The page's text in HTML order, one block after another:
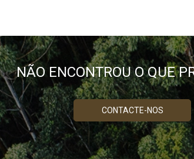
NÃO ENCONTROU O QUE
CONTACTE-NOS